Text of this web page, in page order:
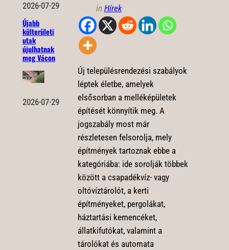
2026-07-29
Újabb
külterületi
utak
újulhatnak
meg Vácon
2026-07-29
in Hírek
Új településrendezési szabályok
léptek életbe, amelyek
elsősorban a melléképületek
építését könnyítik meg. A
jogszabály most már
részletesen felsorolja, mely
építmények tartoznak ebbe a
kategóriába: ide sorolják többek
között a csapadékvíz- vagy
oltóvíztárolót, a kerti
építményeket, pergolákat,
háztartási kemencéket,
állatkifutókat, valamint a
tárolókat és automata